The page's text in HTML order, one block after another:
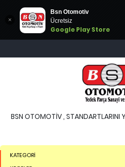
Bsn Otomotiv
Ücretsiz
Google Play Store
BSN OTOMOTİV , STANDARTLARINI
KATEGORİ